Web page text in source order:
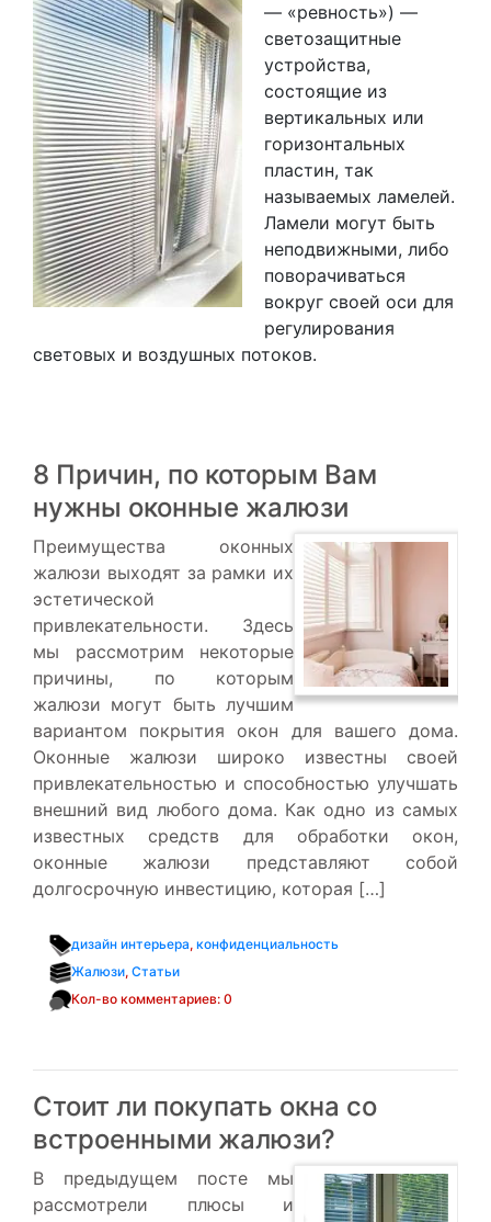
— «ревность») —
светозащитные
устройства,
состоящие из
вертикальных или
горизонтальных
пластин, так
называемых ламелей.
Ламели могут быть
неподвижными, либо
поворачиваться
вокруг своей оси для
регулирования
световых и воздушных потоков.
8 Причин, по которым Вам
нужны оконные жалюзи
Преимущества оконных
жалюзи выходят за рамки их
эстетической
привлекательности. Здесь
мы рассмотрим некоторые
причины, по которым
жалюзи могут быть лучшим
вариантом покрытия окон для вашего дома.
Оконные жалюзи широко известны своей
привлекательностью и способностью улучшать
внешний вид любого дома. Как одно из самых
известных средств для обработки окон,
оконные жалюзи представляют собой
долгосрочную инвестицию, которая […]
дизайн интерьера, конфиденциальность
Жалюзи, Статьи
Кол-во комментариев: 0
Стоит ли покупать окна со
встроенными жалюзи?
В предыдущем посте мы
рассмотрели плюсы и